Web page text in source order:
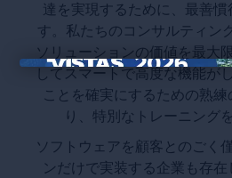
達を実現するために、最善
す。私たちのコンサルティン
ソリューションの価値を最大
してスマートで高度な機能が
ことを確実にするための熟
り、特別なトレーニング
ソフトウェアを顧客とのごく
ンだけで実装する企業も存